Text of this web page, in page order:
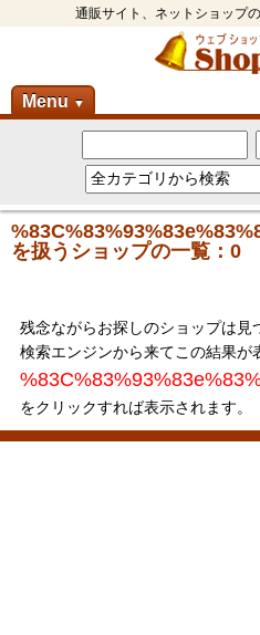
通販サイト、ネットショップ
Menu ▼
を扱うショップの一覧：0
残念ながらお探しのショップは見
検索エンジンから来てこの結果が
をクリックすれば表示されます。